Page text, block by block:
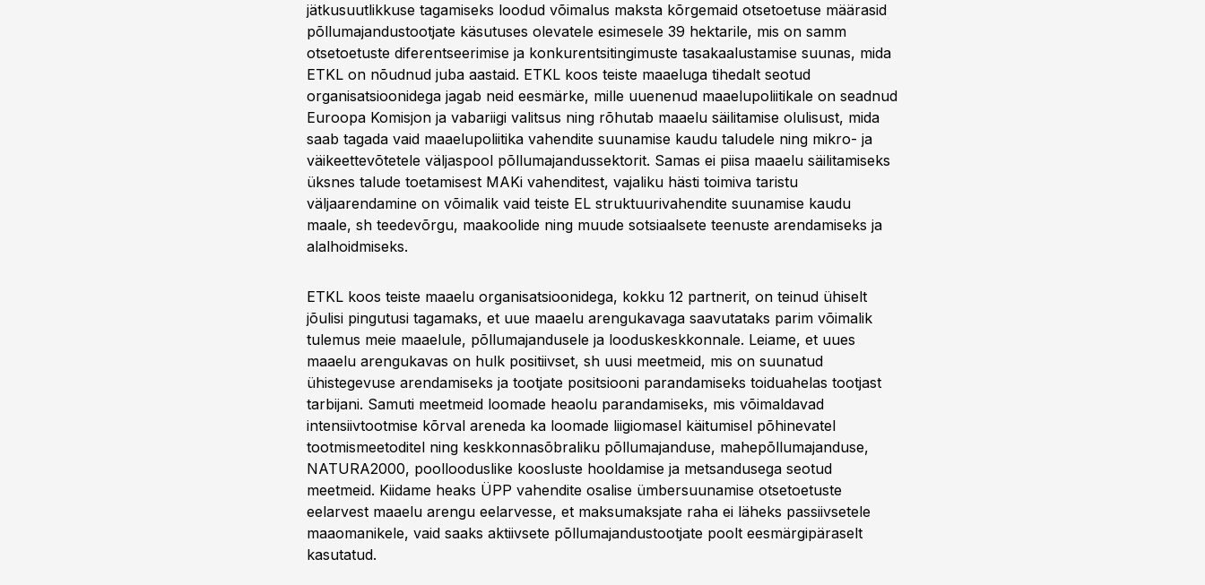
jätkusuutlikkuse tagamiseks loodud võimalus maksta kõrgemaid otsetoetuse määrasid
põllumajandustootjate käsutuses olevatele esimesele 39 hektarile, mis on samm
otsetoetuste diferentseerimise ja konkurentsitingimuste tasakaalustamise suunas, mida
ETKL on nõudnud juba aastaid. ETKL koos teiste maaeluga tihedalt seotud
organisatsioonidega jagab neid eesmärke, mille uuenenud maaelupoliitikale on seadnud
Euroopa Komisjon ja vabariigi valitsus ning rõhutab maaelu säilitamise olulisust, mida
saab tagada vaid maaelupoliitika vahendite suunamise kaudu taludele ning mikro- ja
väikeettevõtetele väljaspool põllumajandussektorit. Samas ei piisa maaelu säilitamiseks
üksnes talude toetamisest MAKi vahenditest, vajaliku hästi toimiva taristu
väljaarendamine on võimalik vaid teiste EL struktuurivahendite suunamise kaudu
maale, sh teedevõrgu, maakoolide ning muude sotsiaalsete teenuste arendamiseks ja
alalhoidmiseks.
ETKL koos teiste maaelu organisatsioonidega, kokku 12 partnerit, on teinud ühiselt
jõulisi pingutusi tagamaks, et uue maaelu arengukavaga saavutataks parim võimalik
tulemus meie maaelule, põllumajandusele ja looduskeskkonnale. Leiame, et uues
maaelu arengukavas on hulk positiivset, sh uusi meetmeid, mis on suunatud
ühistegevuse arendamiseks ja tootjate positsiooni parandamiseks toiduahelas tootjast
tarbijani. Samuti meetmeid loomade heaolu parandamiseks, mis võimaldavad
intensiivtootmise kõrval areneda ka loomade liigiomasel käitumisel põhinevatel
tootmismeetoditel ning keskkonnasõbraliku põllumajanduse, mahepõllumajanduse,
NATURA2000, poollooduslike koosluste hooldamise ja metsandusega seotud
meetmeid. Kiidame heaks ÜPP vahendite osalise ümbersuunamise otsetoetuste
eelarvest maaelu arengu eelarvesse, et maksumaksjate raha ei läheks passiivsetele
maaomanikele, vaid saaks aktiivsete põllumajandustootjate poolt eesmärgipäraselt
kasutatud.